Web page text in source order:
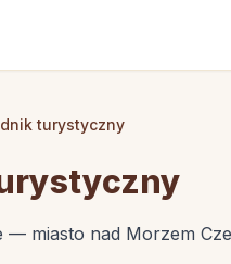
turystyczny
— miasto nad Morzem